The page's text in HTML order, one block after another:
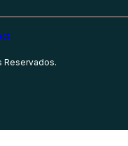
Reservados.